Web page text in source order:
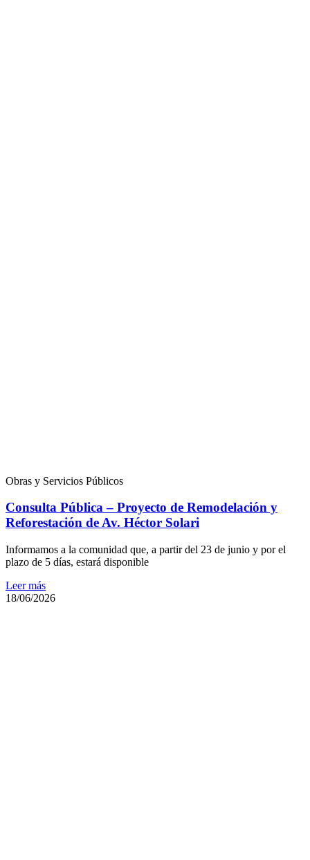
Obras y Servicios Públicos
Consulta Pública – Proyecto de Remodelación y
Reforestación de Av. Héctor Solari
Informamos a la comunidad que, a partir del 23 de junio y por el
plazo de 5 días, estará disponible
Leer más
18/06/2026